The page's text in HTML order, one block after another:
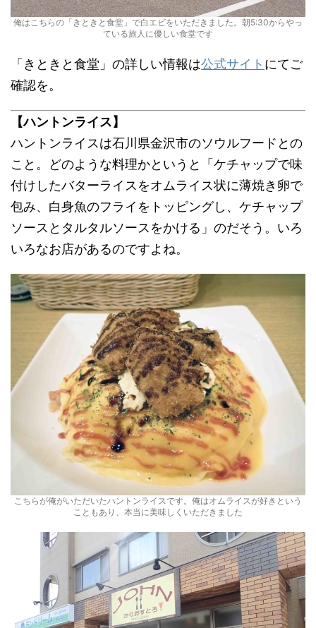
俺はこちらの「きときと食堂」で白エビをいただきました。朝5:30からやっ
ている旅人に優しい食堂です
「きときと食堂」の詳しい情報は公式サイト にてご
確認を。
【ハントンライス】
ハントンライスは石川県金沢市のソウルフードとの
こと。どのような料理かというと「ケチャップで味
付けしたバターライスをオムライス状に薄焼き卵で
包み、白身魚のフライをトッピングし、ケチャップ
ソースとタルタルソースをかける」のだそう。いろ
いろなお店があるのですよね。
こちらが俺がいただいたハントンライスです。俺はオムライスが好きという
こともあり、本当に美味しくいただきました